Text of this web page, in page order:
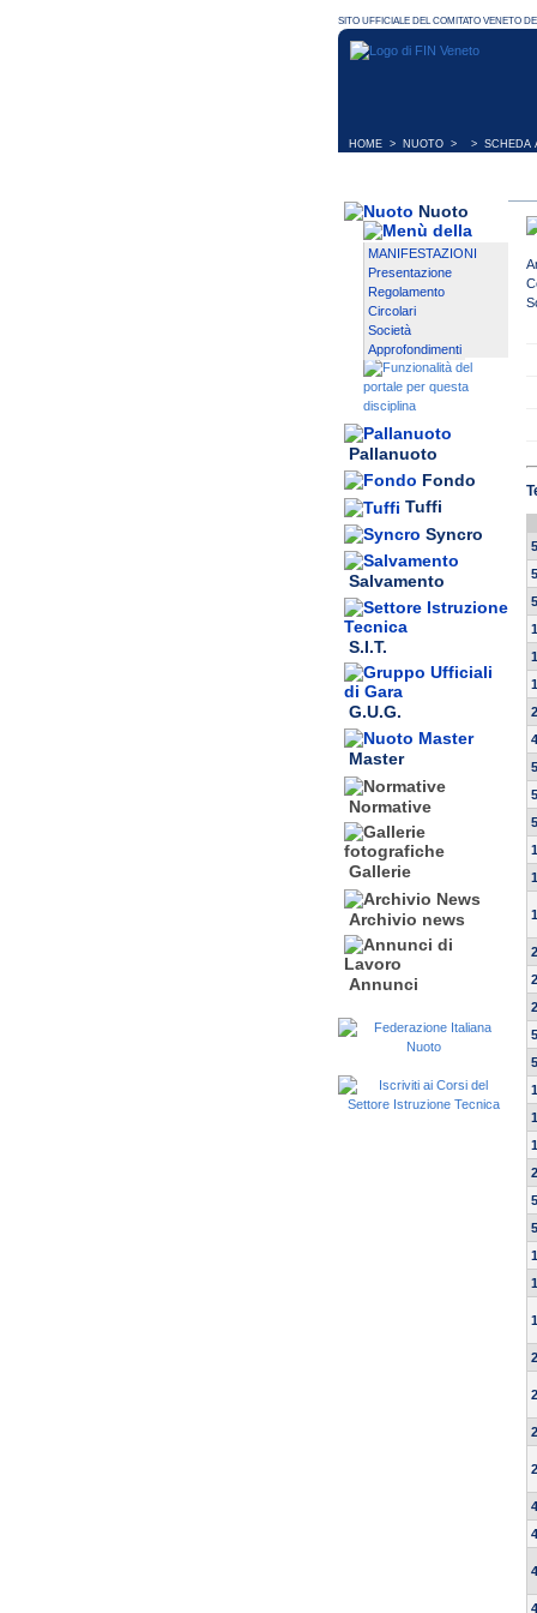
HOME > NUOTO > > SCHEDA
Nuoto
MANIFESTAZIONI
Presentazione
Regolamento
Circolari
Società
Approfondimenti
Pallanuoto
Fondo
Tuffi
Syncro
Salvamento
S.I.T.
G.U.G.
Master
Normative
Gallerie
Archivio news
Annunci